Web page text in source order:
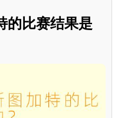
的比赛结果是